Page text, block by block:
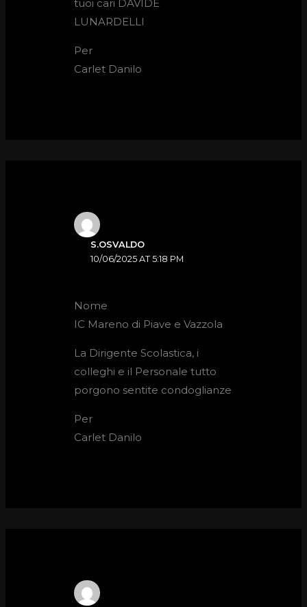
tuoi cari DAVIDE
LUNARDELLI
Per
Carlet Danilo
S.OSVALDO
10/06/2025 AT 5:18 PM
Nome
IC Mareno di Piave e Vazzola
La Dirigente Scolastica, i
colleghi e il Personale tutto
porgono sentite condoglianze
Per
Carlet Danilo